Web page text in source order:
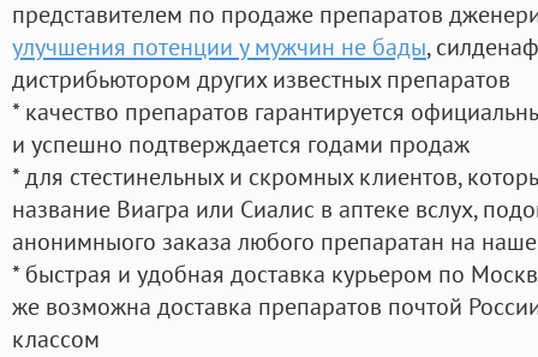
представителем по продаже препаратов
улучшения потенции у мужчин не бады,
дистрибьютором других известных препаратов
* качество препаратов гарантируется
и успешно подтверждается годами продаж
* для стестинельных и скромных клиентов,
название Виагра или Сиалис в аптеке вслух,
анонимныого заказа любого препаратан на
* быстрая и удобная доставка курьером по
же возможна доставка препаратов почтой
классом